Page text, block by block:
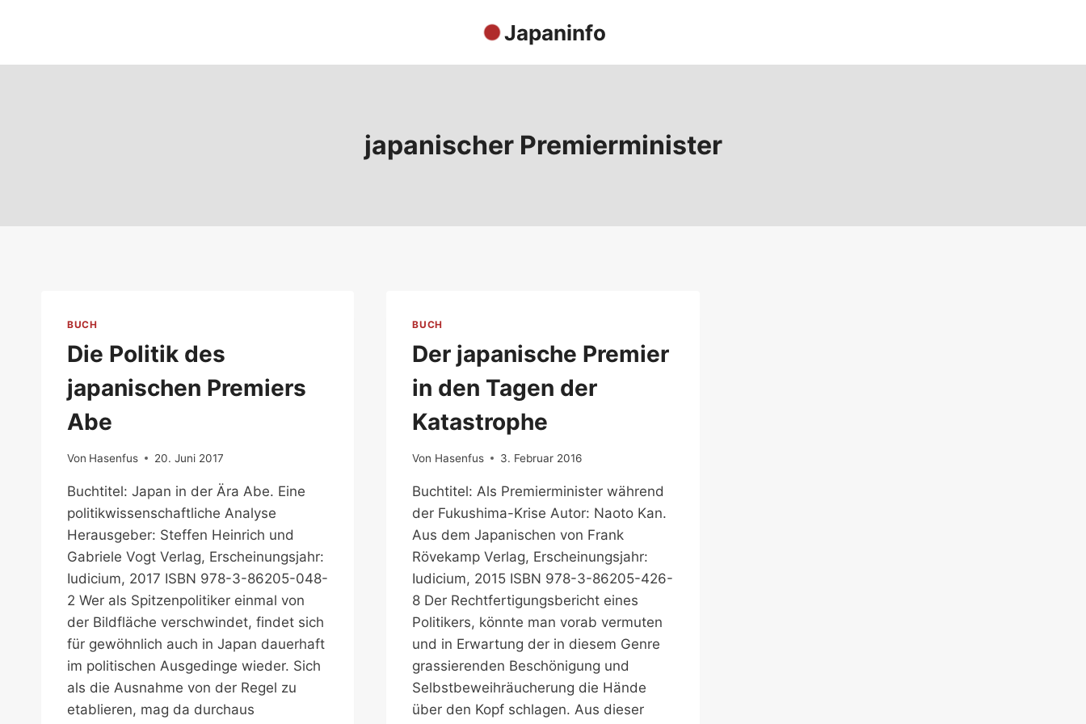
Japaninfo
japanischer Premierminister
BUCH
Die Politik des
japanischen Premiers
Abe
Von Hasenfus 20. Juni 2017
Buchtitel: Japan in der Ära Abe. Eine
politikwissenschaftliche Analyse
Herausgeber: Steffen Heinrich und
Gabriele Vogt Verlag, Erscheinungsjahr:
Iudicium, 2017 ISBN 978-3-86205-048-
2 Wer als Spitzenpolitiker einmal von
der Bildfläche verschwindet, findet sich
für gewöhnlich auch in Japan dauerhaft
im politischen Ausgedinge wieder. Sich
als die Ausnahme von der Regel zu
etablieren, mag da durchaus
BUCH
Der japanische Premier
in den Tagen der
Katastrophe
Von Hasenfus 3. Februar 2016
Buchtitel: Als Premierminister während
der Fukushima-Krise Autor: Naoto Kan.
Aus dem Japanischen von Frank
Rövekamp Verlag, Erscheinungsjahr:
Iudicium, 2015 ISBN 978-3-86205-426-
8 Der Rechtfertigungsbericht eines
Politikers, könnte man vorab vermuten
und in Erwartung der in diesem Genre
grassierenden Beschönigung und
Selbstbeweihräucherung die Hände
über den Kopf schlagen. Aus dieser